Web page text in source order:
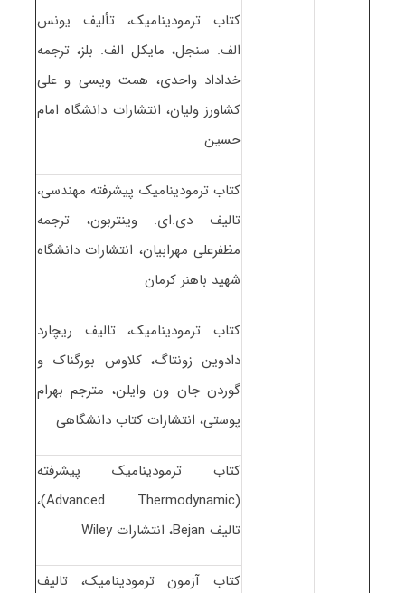
کتاب ترمودینامیک، تألیف یونس
الف. سنجل، مایکل الف. بلز، ترجمه
خداداد واحدی، همت ویسی و علی
کشاورز ولیان، انتشارات دانشگاه امام
حسین
کتاب ترمودینامیک پیشرفته مهندسی،
تالیف دی.ای. وینتربون، ترجمه
مظفرعلی مهرابیان، انتشارات دانشگاه
شهید باهنر کرمان
کتاب ترمودینامیک، تالیف ریچارد
دادوین زونتاگ، کلاوس بورگناک و
گوردن جان ون وایلن، مترجم بهرام
پوستی، انتشارات کتاب دانشگاهی
کتاب ترمودینامیک پیشرفته
(Advanced Thermodynamic)،
تالیف Bejan، انتشارات Wiley
کتاب آزمون ترمودینامیک، تالیف